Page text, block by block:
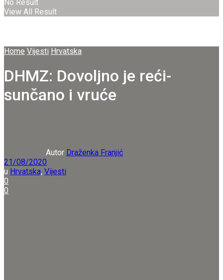
No Result
View All Result
Home Vijesti Hrvatska
DHMZ: Dovoljno je reći-
sunčano i vruće
Autor Draženka Franjić
21/08/2020
u Hrvatska, Vijesti
0
0